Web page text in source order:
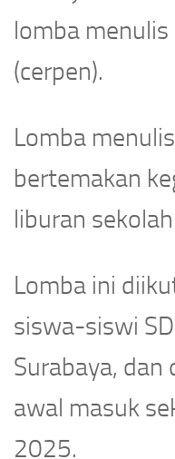
lomba
(cerpen).
Lomba
bertemakan
liburan
Lomba ini
siswa-siswi
Surabaya, dan
awal masuk
2025.